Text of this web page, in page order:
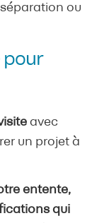
ou
pour
avec
un projet à
entente,
qui